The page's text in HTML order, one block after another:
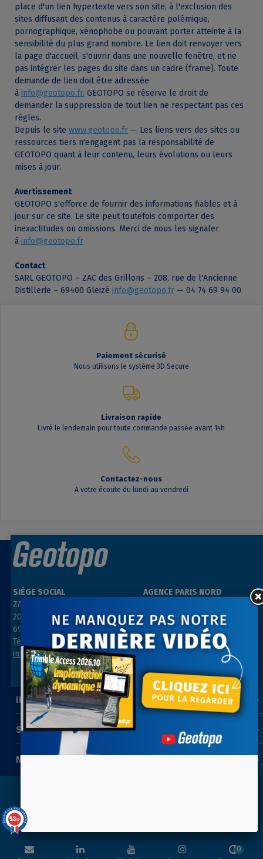
place d'un lien hypertexte vers son site, à l'exclusion des
sites diffusant des contenus à caractère polémique,
pornographique, xénophobe ou pouvant porter atteinte à la
sensibilité du plus grand nombre. Le lien doit renvoyer vers
la page d'accueil, s'ouvrir dans une nouvelle fenêtre, et ne
pas intégrer les pages du site dans un cadre (frame). Toute
demande de lien doit être adressée
à info@geotopo.fr. GEOTOPO se réserve le droit de
demander la suppression de tout lien ne respectant pas ces
règles.
Depuis le site www.geotopo.fr — Les liens vers des sites ou
ressources tiers n'engagent pas la responsabilité de
GEOTOPO quant à leur contenu, leurs évolutions ou leurs
mises à jour.
Avertissement
GEOTOPO s'efforce de fournir des informations fiables et à
jour sur ce site. Le site peut toutefois comporter des
inexactitudes ou omissions. Merci de nous les signaler
à info@geotopo.fr
Contact
SARL GEOTOPO – ZAC des Grillons – 208, rue de l'Ancienne
Distillerie – 69400 Gleizé info@geotopo.fr — 04 74 69 94 00
Paiement sécurisé
Nous utilisons le système 3D Secure
Livraison rapide
Livré le lendemain pour toute commande passée avant 14h
Contactez-nous
A votre écoute du lundi au vendredi
SIÈGE SOCIAL
ZAC des Grillons
208, rue de l’Ancienne Distillerie
69400 GLEIZÉ
Tél : 04 74 69 94 00
info@geotopo.fr
AGENCE PARIS NORD
3, rue des Prés
91290 ARPAJON
Tél : 01 64 55 11 80
contact@geotopo.fr
SUIVEZ-NOUS
INFORMATIONS
NEWSLETTER
0
9.3/10
39 avis